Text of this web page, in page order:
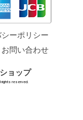
ーポリシー
お問い合わせ
ョップ
rights reserved.